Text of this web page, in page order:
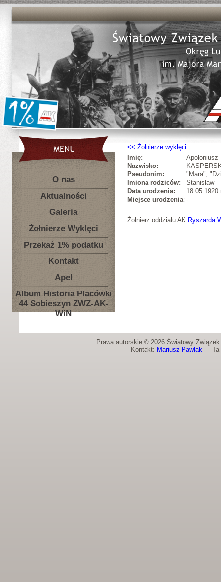
O nas
Aktualności
Galeria
Żołnierze Wyklęci
Przekaż 1% podatku
Kontakt
Apel
Album Historia Placówki
44 Sobieszyn ZWZ-AK-
WiN
Żołnierze wyklęci
Imię:
Apoloniusz
Nazwisko:
Pseudonim:
"Mara",
Imiona rodziców:
Stanisław
Data urodzenia:
18.05.1920
Miejsce urodzenia: -
Żołnierz oddziału AK Ryszarda
Prawa autorskie © 2026 Światowy
Kontakt: Mariusz PawlakTa